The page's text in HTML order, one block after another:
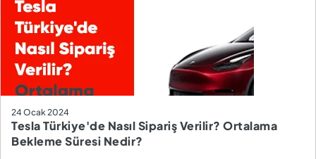
24 Ocak 2024
Tesla Türkiye'de Nasıl Sipariş Verilir? Ortalama
Bekleme Süresi Nedir?